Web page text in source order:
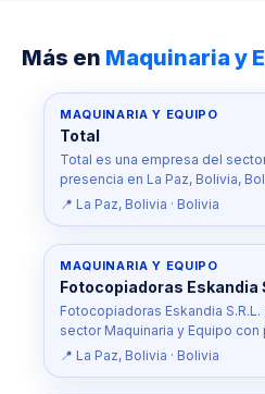
Más en Maquinaria y
MAQUINARIA Y EQUIPO
Total
Total es una empresa del
presencia en La Paz, Bolivia,
📍 La Paz, Bolivia · Bolivia
MAQUINARIA Y EQUIPO
Fotocopiadoras Eskandia
Fotocopiadoras Eskandia
sector Maquinaria y Equipo
📍 La Paz, Bolivia · Bolivia